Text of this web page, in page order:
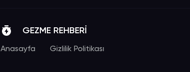
GEZME REHBERİ
Anasayfa Gizlilik Politikası